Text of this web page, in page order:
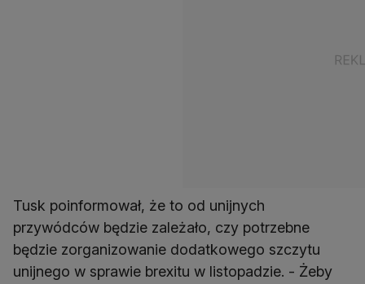
Tusk poinformował, że to od unijnych
przywódców będzie zależało, czy potrzebne
będzie zorganizowanie dodatkowego szczytu
unijnego w sprawie brexitu w listopadzie. - Żeby